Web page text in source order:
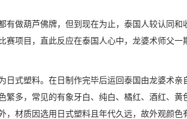
有做葫芦佛牌，但到现在为止，泰国人较认同和
项目，直此反应在泰国人心中，龙婆术师父一
式塑料。在日制作完毕后运回泰国由龙婆术亲
多，常见的有象牙白、纯白、橘红、酒红、黄
，材质因选用日式塑料且年代久远，故外观颜色